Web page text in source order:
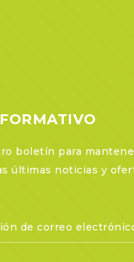
boletín para
últimas noticias y